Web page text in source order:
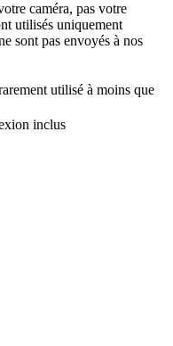
caméra, pas votre
utilisés uniquement
sont pas envoyés à nos
utilisé à moins que
inclus